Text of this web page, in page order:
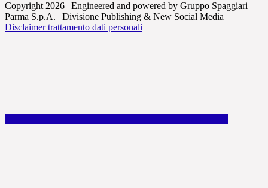
Copyright 2026 | Engineered and powered by Gruppo Spaggiari
Parma S.p.A. | Divisione Publishing & New Social Media
Disclaimer trattamento dati personali